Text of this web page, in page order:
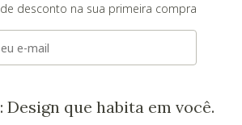
desconto na sua primeira compra
Design que habita em você.